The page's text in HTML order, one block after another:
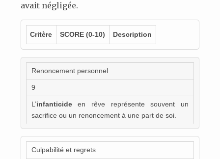
avait négligée.
Critère SCORE (0-10) Description
Renoncement personnel
9
L’infanticideen rêve représente souvent un
sacrifice ou un renoncement à une part de soi.
Culpabilité et regrets